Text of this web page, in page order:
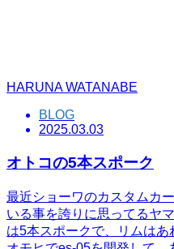
HARUNA WATANABE
BLOG
2025.03.03
オトコの5本スポーク
最近ショーワのカスタムカ
いる事を誇りに思ってるヤ
は5本スポークで、リムは